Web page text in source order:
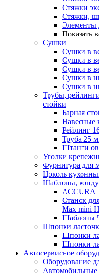
Стяжки
Стяжки,
Элементы
Показать
Сушки
Сушки в
Сушки в
Сушки в
Сушки в
Сушки в
Трубы,
стойки
Барная
Навесные
Рейлинг
Труба 25
Штанги
Уголки
Фурнитура для
Цоколь
Шаблоны,
ACCURA
Станок
Max mini
Шаблоны
Шпонки
Шпонки
Шпонки
Автосервисное
Оборудование
Автомобильные